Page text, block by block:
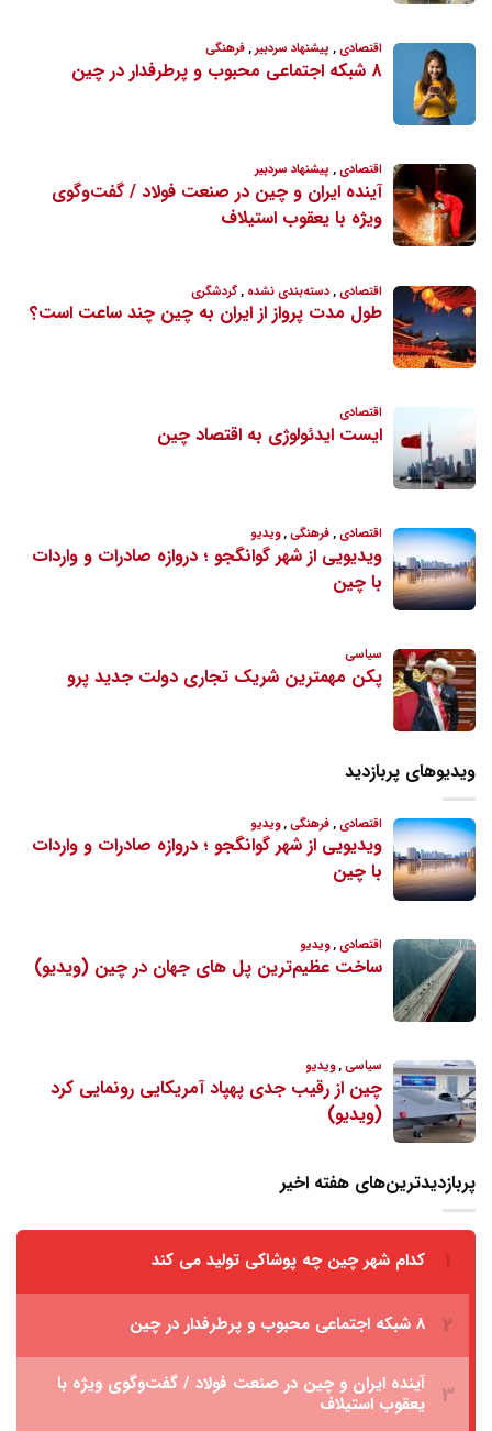
ویدیوهای پربازدید
پربازدیدترین‌های هفته اخیر